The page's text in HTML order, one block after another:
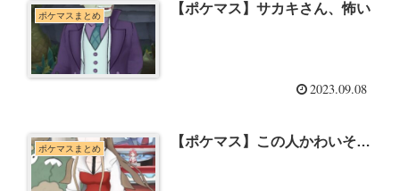
ポケマスまとめ 【ポケマス】サカキさん、怖い
2023.09.08
ポケマスまとめ 【ポケマス】この人かわいそ…